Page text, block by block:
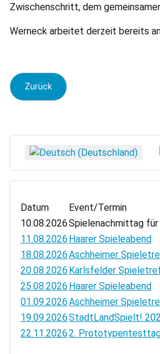
Zwischenschritt, dem
Werneck arbeitet derzeit bereits
Vorheriger Beitrag:
Zurück
Sprache auswählen
Datum
Event/Termin
10.08.2026Spielenachmittag für
11.08.2026 Haarer Spieleabend
18.08.2026Aschheimer
20.08.2026 Karlsfelder
25.08.2026 Haarer Spieleabend
01.09.2026Aschheimer
19.09.2026StadtLandSpielt!
22.11.20262.